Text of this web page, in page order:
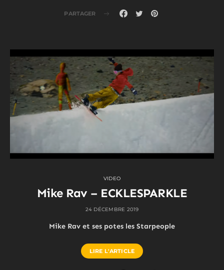
PARTAGER
VIDEO
Mike Rav – ECKLESPARKLE
24 DÉCEMBRE 2019
Mike Rav et ses potes les Starpeople
LIRE L'ARTICLE